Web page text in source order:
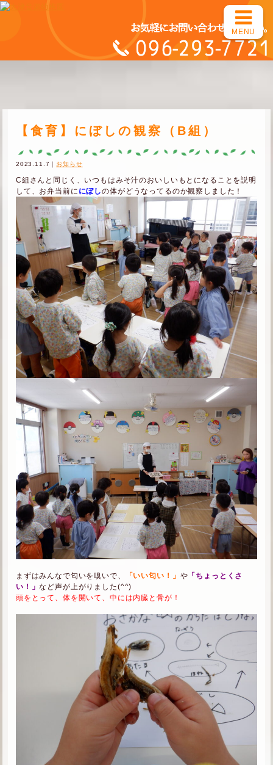
【食育】にぼしの観察（B組）
2023.11.7｜ お知らせ
C組さんと同じく、いつもはみそ汁のおいしいもとになることを説明
して、お弁当前に にぼしの体がどうなってるのか観察しました！
まずはみんなで匂いを嗅いで、 「いい匂い！」 や 「ちょっとくさ
い！」など声が上がりました(^^)
頭をとって、体を開いて、中には内臓と骨が！
MENU